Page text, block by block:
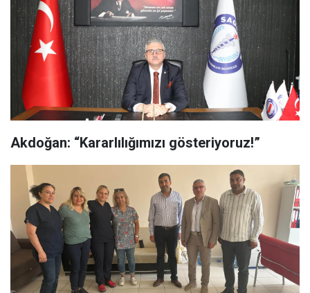
Akdoğan: “Kararlılığımızı gösteriyoruz!”